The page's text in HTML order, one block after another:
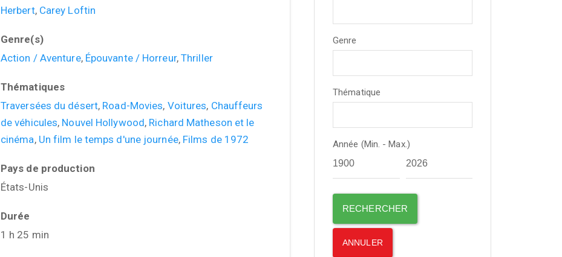
Herbert, Carey Loftin
Genre(s)
Action / Aventure, Épouvante / Horreur, Thriller
Thématiques
Traversées du désert, Road-Movies, Voitures, Chauffeurs
de véhicules, Nouvel Hollywood, Richard Matheson et le
cinéma, Un film le temps d'une journée, Films de 1972
Pays de production
États-Unis
Durée
1 h 25 min
Genre
Thématique
Année (Min. - Max.)